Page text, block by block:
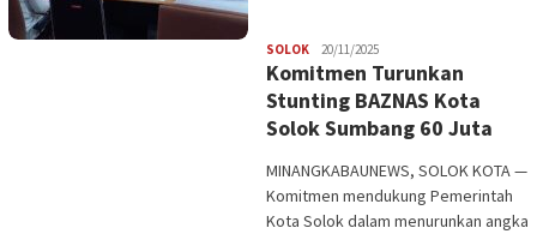
SOLOKRedaksi
20/11/2025
Komitmen Turunkan
Stunting BAZNAS Kota
Solok Sumbang 60 Juta
MINANGKABAUNEWS, SOLOK KOTA —
Komitmen mendukung Pemerintah
Kota Solok dalam menurunkan angka